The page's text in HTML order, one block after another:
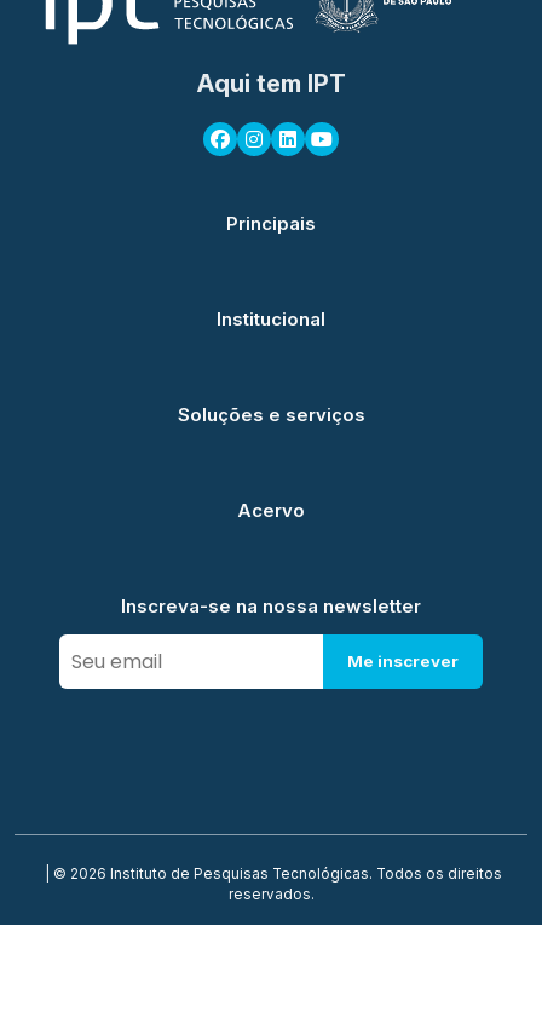
Aqui tem IPT
Principais
Institucional
Soluções e serviços
Acervo
Inscreva-se na nossa newsletter
Me inscrever
| © 2026 Instituto de Pesquisas Tecnológicas. Todos os direitos
reservados.